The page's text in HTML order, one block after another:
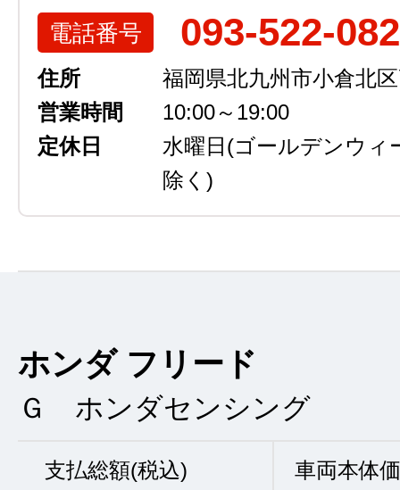
電話番号 093-522-
住所
福岡県北九州市小倉北
営業時間
10:00～19:00
定休日
水曜日 (ゴールデンウィ
除く)
ホンダ フリード
Ｇ ホンダセンシング
支払総額(税込) 車両本体